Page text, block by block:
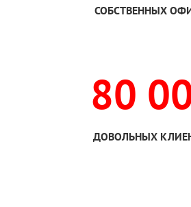
СОБСТВЕННЫХ
80
ДОВОЛЬНЫХ